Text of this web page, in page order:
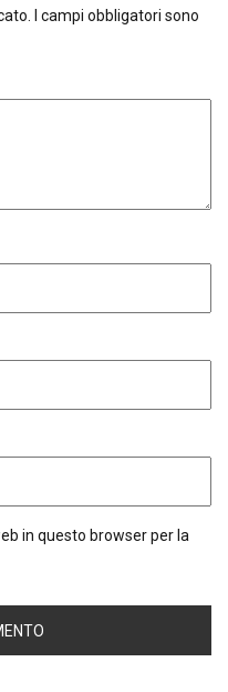
I campi obbligatori sono
in questo browser per la